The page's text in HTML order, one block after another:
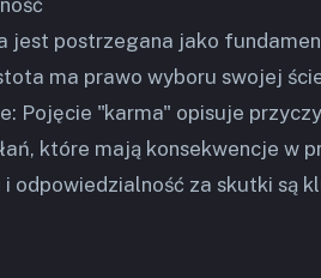
jest postrzegana jako
ma prawo wyboru swojej
Pojęcie "karma" opisuje
które mają konsekwencje w
odpowiedzialność za skutki są